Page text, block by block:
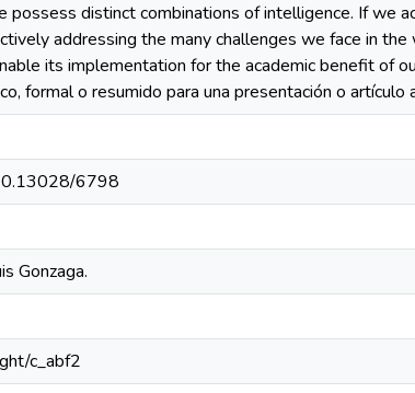
possess distinct combinations of intelligence. If we
addressing the many challenges we face in
its implementation for the academic benefit of
formal o resumido para una presentación o artículo
6798
Gonzaga.
c_abf2